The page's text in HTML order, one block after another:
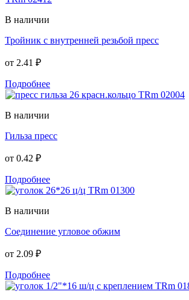
В наличии
Тройник с внутренней резьбой пресс
от 2.41 ₽
Подробнее
В наличии
Гильза пресс
от 0.42 ₽
Подробнее
В наличии
Соединение угловое обжим
от 2.09 ₽
Подробнее